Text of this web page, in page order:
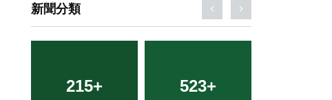
新聞分類
215+ 523+
307+ 154+